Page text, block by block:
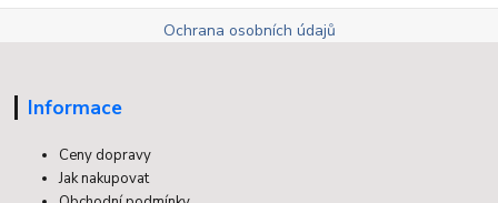
Ochrana osobních údajů
Informace
Ceny dopravy
Jak nakupovat